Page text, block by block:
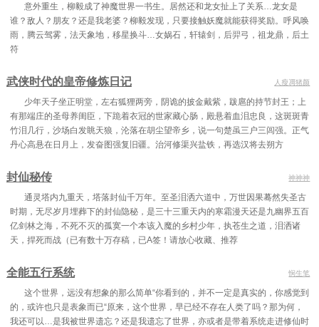
意外重生，柳毅成了神魔世界一书生。居然还和龙女扯上了关系…龙女是
谁？敌人？朋友？还是我老婆？柳毅发现，只要接触妖魔就能获得奖励。呼风唤
雨，腾云驾雾，法天象地，移星换斗…女娲石，轩辕剑，后羿弓，祖龙鼎，后土
符
武侠时代的皇帝修炼日记 人瘦凋猪颜
少年天子坐正明堂，左右狐狸两旁，阴诡的披金戴紫，跋扈的持节封王；上
有那端庄的圣母养闺臣，下跪着衣冠的世家藏心肠，殿悬着血泪忠良，这斑斑青
竹泪几行，沙场白发眺天狼，沦落在胡尘望帝乡，说一句楚虽三户三闾强。正气
丹心高悬在日月上，发奋图强复旧疆。治河修渠兴盐铁，再选汉将去朔方
封仙秘传 神神神
通灵塔内九重天，塔落封仙千万年。至圣泪洒六道中，万世因果蓦然失圣古
时期，无尽岁月埋葬下的封仙隐秘，是三十三重天内的寒霜漫天还是九幽界五百
亿剑林之海，不死不灭的孤寞一个本该入魔的乡村少年，执苍生之道，泪洒诸
天，捍死而战（已有数十万存稿，已A签！请放心收藏、推荐
全能五行系统 悯生笔
这个世界，远没有想象的那么简单“你看到的，并不一定是真实的，你感觉到
的，或许也只是表象而已“原来，这个世界，早已经不存在人类了吗？那为何，
我还可以…是我被世界遗忘？还是我遗忘了世界，亦或者是带着系统走进修仙时